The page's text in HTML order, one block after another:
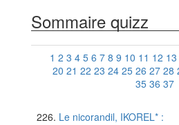
Sommaire quizz
1 2 3 4 5 6 7 8 9 10 11 12 13
20 21 22 23 24 25 26 27 28
35 36 37
Le nicorandil, IKOREL* :